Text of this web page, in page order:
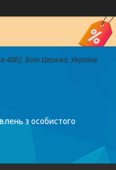
Біла Церква, Україна
з особистого